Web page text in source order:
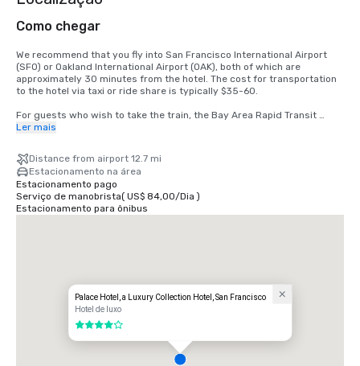
Como chegar
We recommend that you fly into San Francisco International Airport
(SFO) or Oakland International Airport (OAK), both of which are
approximately 30 minutes from the hotel. The cost for transportation
to the hotel via taxi or ride share is typically $35-60.
For guests who wish to take the train, the Bay Area Rapid Transit
(BART) train runs between SFO and San Francisco every 15-20
station located in the international terminal. Exit the train at the
Montgomery Street Station. The Palace Hotel is located at the corner
of Market and New Montgomery Street, directly across from the train
station. The total cost is $8.65. Travel time is approximately 45
minutes.
Ler mais
Distance from airport 12.7 mi
Estacionamento na área
Estacionamento pago
Serviço de manobrista( US$ 84,00/Dia )
Estacionamento para ônibus
Palace Hotel, a Luxury Collection Hotel, San Francisco
Hotel de luxo
4 de 5